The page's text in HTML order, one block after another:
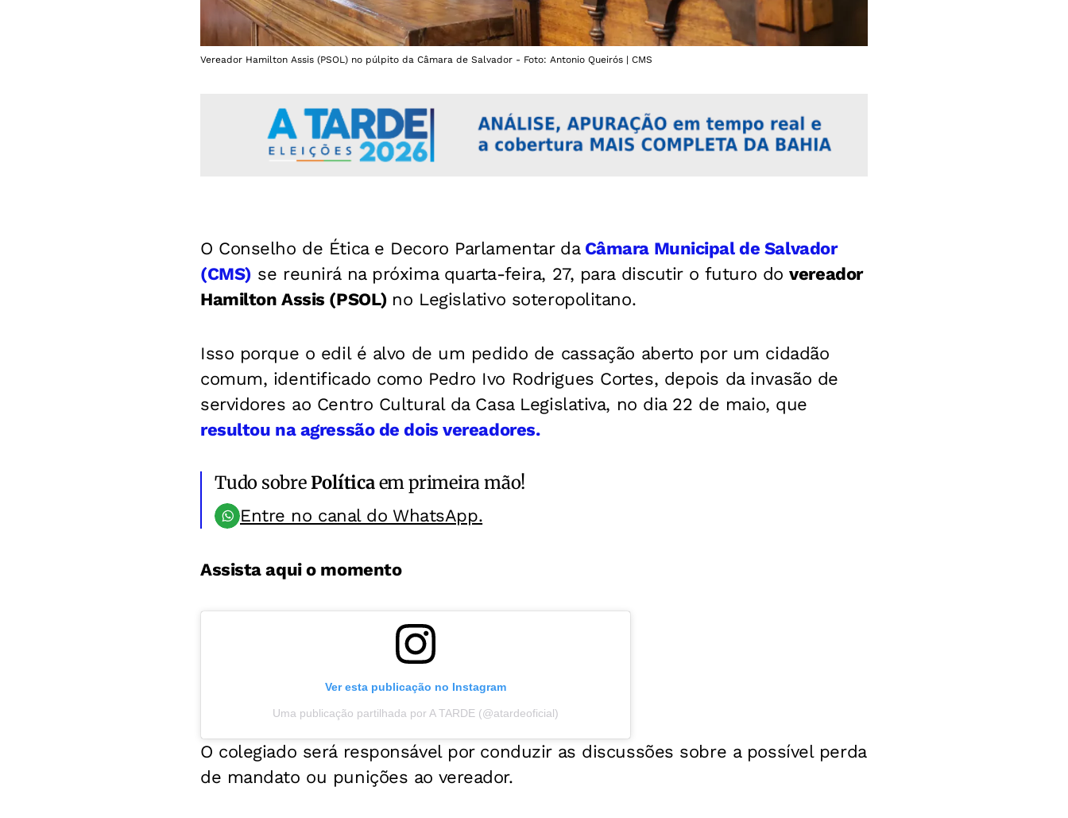
Vereador Hamilton Assis (PSOL) no púlpito da Câmara de Salvador - Foto: Antonio Queirós | CMS
O Conselho de Ética e Decoro Parlamentar da Câmara Municipal de Salvador
(CMS) se reunirá na próxima quarta-feira, 27, para discutir o futuro dovereador
Hamilton Assis (PSOL) no Legislativo soteropolitano.
Isso porque o edil é alvo de um pedido de cassação aberto por um cidadão
comum, identificado como Pedro Ivo Rodrigues Cortes, depois da invasão de
servidores ao Centro Cultural da Casa Legislativa, no dia 22 de maio, que
resultou na agressão de dois vereadores.
Tudo sobrePolíticaem primeira mão!
Entre no canal do WhatsApp.
Assista aqui o momento
Ver esta publicação no Instagram
Uma publicação partilhada por A TARDE (@atardeoficial)
O colegiado será responsável por conduzir as discussões sobre a possível perda
de mandato ou punições ao vereador.